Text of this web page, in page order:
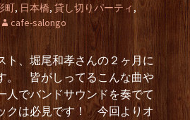
町, 日本橋, 貸し切りパーティ ,
cafe-salongo
ト、堀尾和孝さんの２ヶ月に
。 皆がしってるこんな曲や
人でバンドサウンドを奏でて
クは必見です！ 今回よりオ